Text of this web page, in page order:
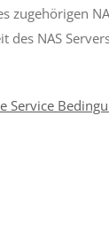
zugehörigen
des NAS
Service